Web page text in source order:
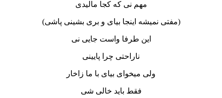
مهم نی که کجا مالیدی
(مفتی نمیشه اینجا بیای و بری بشینی پاشی)
این طرفا واست جایی نی
ناراحتی چرا پایینی
ولی میخوای بیای با ما زاخار
فقط باید خالی شی